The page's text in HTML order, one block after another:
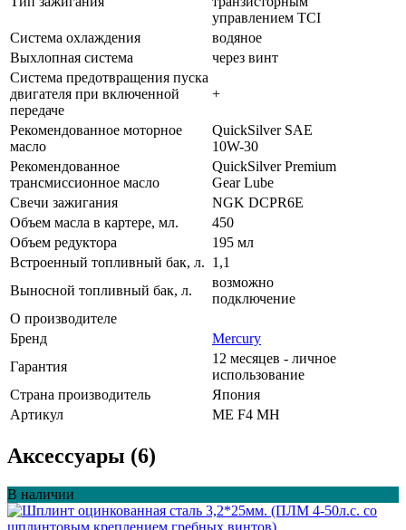
управлением TCI
Система охлаждения
водяное
Выхлопная система
через винт
Система предотвращения пуска
двигателя при включенной
передаче
+
Рекомендованное моторное
масло
QuickSilver SAE
10W-30
Рекомендованное
трансмиссионное масло
QuickSilver Premium
Gear Lube
Свечи зажигания
NGK DCPR6E
Объем масла в картере, мл.
450
Объем редуктора
195 мл
Встроенный топливный бак, л. 1,1
Выносной топливный бак, л.
возможно
подключение
О производителе
Бренд
Mercury
Гарантия
12 месяцев - личное
использование
Страна производитель
Япония
Артикул
ME F4 MH
Аксессуары (6)
В наличии